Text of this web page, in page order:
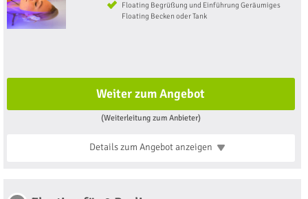
Floating Begrüßung und Einführung Geräumiges
Floating Becken oder Tank
Weiter zum Angebot
(Weiterleitung zum Anbieter)
Details zum Angebotanzeigen